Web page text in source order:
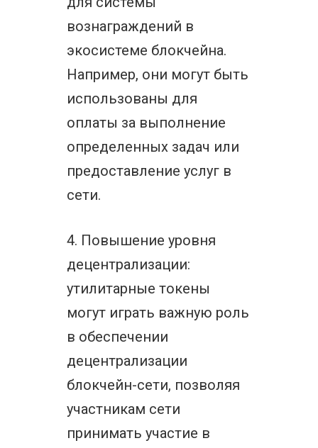
вознаграждений в
экосистеме блокчейна.
Например, они могут быть
использованы для
оплаты за выполнение
определенных задач или
предоставление услуг в
сети.
4. Повышение уровня
децентрализации:
утилитарные токены
могут играть важную роль
в обеспечении
децентрализации
блокчейн-сети, позволяя
участникам сети
принимать участие в